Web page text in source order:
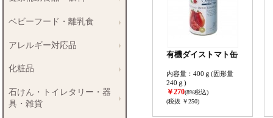
有機ダイストマト缶
内容量：400ｇ(固形量
240ｇ)
￥270(8%税込)
(税抜 ￥250)
ベビーフード・離乳食
アレルギー対応品
化粧品
石けん・トイレタリー・器
具・雑貨